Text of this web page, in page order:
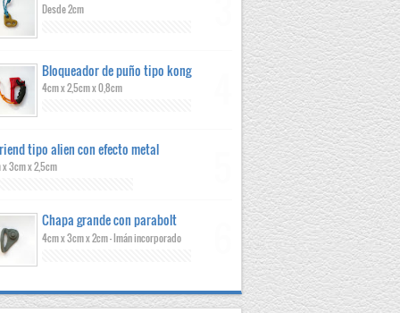
Desde 2cm
Bloqueador de puño tipo kong
4cm x 2,5cm x 0,8cm
tipo alien con efecto metal
x 3cm x 2,5cm
Chapa grande con parabolt
4cm x 3cm x 2cm - Imán incorporado